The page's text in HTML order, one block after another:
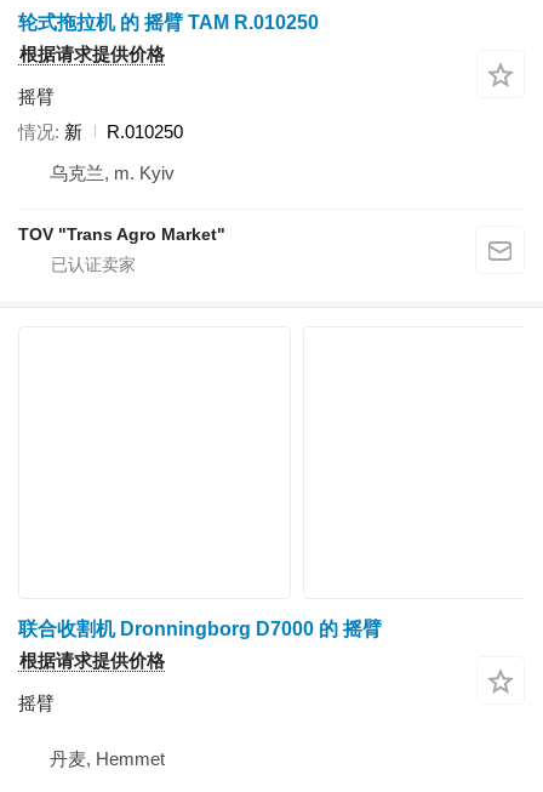
轮式拖拉机 的 摇臂 TAM R.010250
根据请求提供价格
摇臂
情况 新
R.010250
乌克兰, m. Kyiv
TOV "Trans Agro Market"
联合收割机 Dronningborg D7000 的 摇臂
根据请求提供价格
摇臂
丹麦, Hemmet